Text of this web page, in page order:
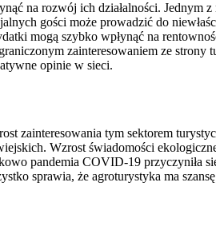
na rozwój ich działalności.
gości może prowadzić do
mogą szybko wpłynąć na
zainteresowaniem ze strony
opinie w sieci.
zainteresowania tym sektorem
Wzrost świadomości
pandemia COVID-19 przyczyniła
sprawia, że agroturystyka ma